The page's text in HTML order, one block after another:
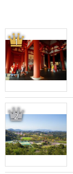
1
2